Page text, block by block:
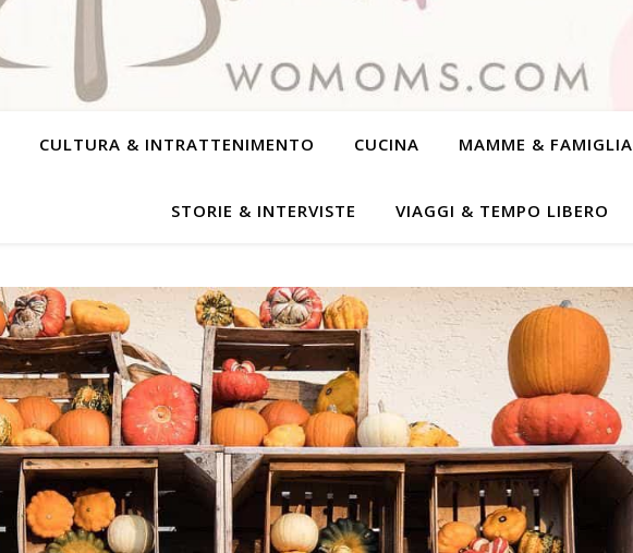
CULTURA & INTRATTENIMENTO CUCINA MAMME & FAMIGLIA
STORIE & INTERVISTE VIAGGI & TEMPO LIBERO